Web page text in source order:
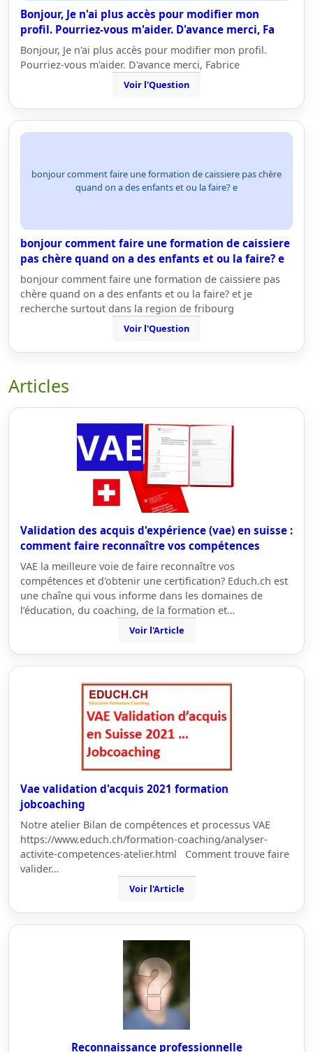
Bonjour, Je n'ai plus accès pour modifier mon
profil. Pourriez-vous m'aider. D'avance merci, Fa
Bonjour, Je n'ai plus accès pour modifier mon profil.
Pourriez-vous m'aider. D'avance merci, Fabrice
Voir l'Question
bonjour comment faire une formation de caissiere pas chère
quand on a des enfants et ou la faire? e
bonjour comment faire une formation de caissiere
pas chère quand on a des enfants et ou la faire? e
bonjour comment faire une formation de caissiere pas
chère quand on a des enfants et ou la faire? et je
recherche surtout dans la region de fribourg
Voir l'Question
Articles
Validation des acquis d'expérience (vae) en suisse :
comment faire reconnaître vos compétences
VAE la meilleure voie de faire reconnaître vos
compétences et d'obtenir une certification? Educh.ch est
une chaîne qui vous informe dans les domaines de
l’éducation, du coaching, de la formation et…
Voir l'Article
Vae validation d'acquis 2021 formation
jobcoaching
Notre atelier Bilan de compétences et processus VAE
https://www.educh.ch/formation-coaching/analyser-
activite-competences-atelier.html Comment trouve faire
valider…
Voir l'Article
Reconnaissance professionnelle